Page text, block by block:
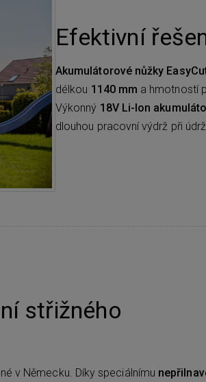
Efektivní
Akumulátorové nůžky
délkou 1140 mm a hmotností
Výkonný 18V Li-Ion
dlouhou pracovní výdrž při
střižného
v Německu. Díky speciálnímu